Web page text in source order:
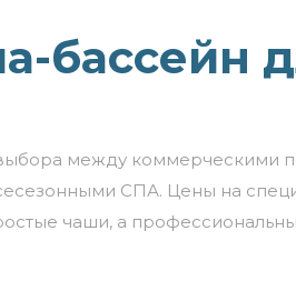
бассейн
между коммерческими
СПА. Цены на
чаши, а